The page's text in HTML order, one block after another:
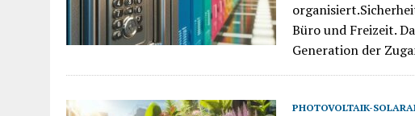
Büro und Freizeit.
Generation der
PHOTOVOLTAIK-